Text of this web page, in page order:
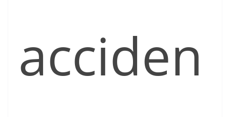
acciden